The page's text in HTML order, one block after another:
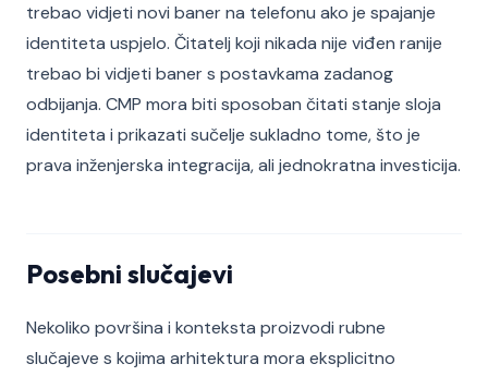
trebao vidjeti novi baner na telefonu ako je spajanje
identiteta uspjelo. Čitatelj koji nikada nije viđen ranije
trebao bi vidjeti baner s postavkama zadanog
odbijanja. CMP mora biti sposoban čitati stanje sloja
identiteta i prikazati sučelje sukladno tome, što je
prava inženjerska integracija, ali jednokratna investicija.
Posebni slučajevi
Nekoliko površina i konteksta proizvodi rubne
slučajeve s kojima arhitektura mora eksplicitno